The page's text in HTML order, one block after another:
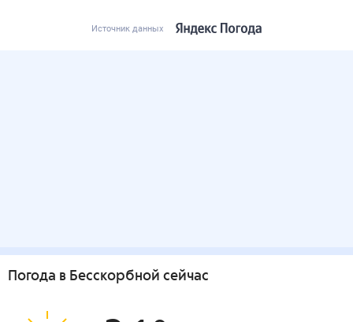
Источник данных
Погода в Бесскорбной сейчас